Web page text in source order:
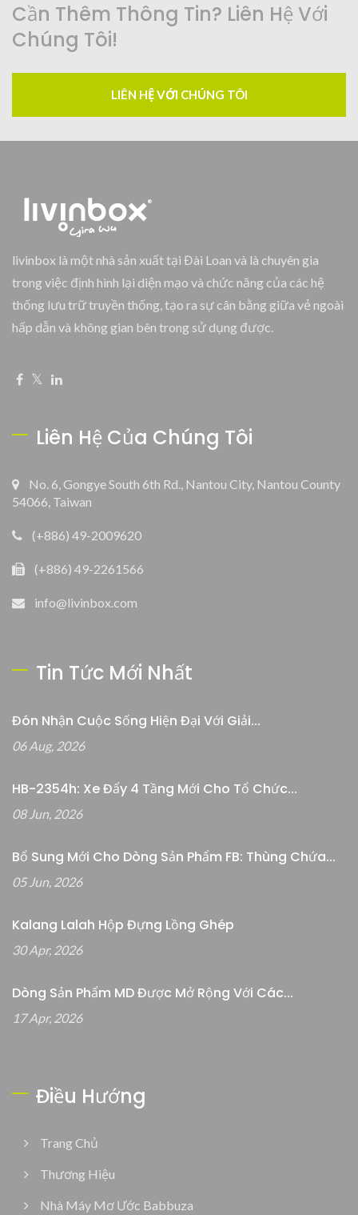
Cần Thêm Thông Tin? Liên Hệ Với
Chúng Tôi!
LIÊN HỆ VỚI CHÚNG TÔI
livinbox là một nhà sản xuất tại Đài Loan và là chuyên gia
trong việc định hình lại diện mạo và chức năng của các hệ
thống lưu trữ truyền thống, tạo ra sự cân bằng giữa vẻ ngoài
hấp dẫn và không gian bên trong sử dụng được.
Liên Hệ Của Chúng Tôi
No. 6, Gongye South 6th Rd., Nantou City, Nantou County
54066, Taiwan
(+886) 49-2009620
(+886) 49-2261566
info@livinbox.com
Tin Tức Mới Nhất
Đón Nhận Cuộc Sống Hiện Đại Với Giải...
06 Aug, 2026
HB-2354h: Xe Đẩy 4 Tầng Mới Cho Tổ Chức...
08 Jun, 2026
Bổ Sung Mới Cho Dòng Sản Phẩm FB: Thùng Chứa...
05 Jun, 2026
Kalang Lalah Hộp Đựng Lồng Ghép
30 Apr, 2026
Dòng Sản Phẩm MD Được Mở Rộng Với Các...
17 Apr, 2026
Điều Hướng
Trang Chủ
Thương Hiệu
Nhà Máy Mơ Ước Babbuza